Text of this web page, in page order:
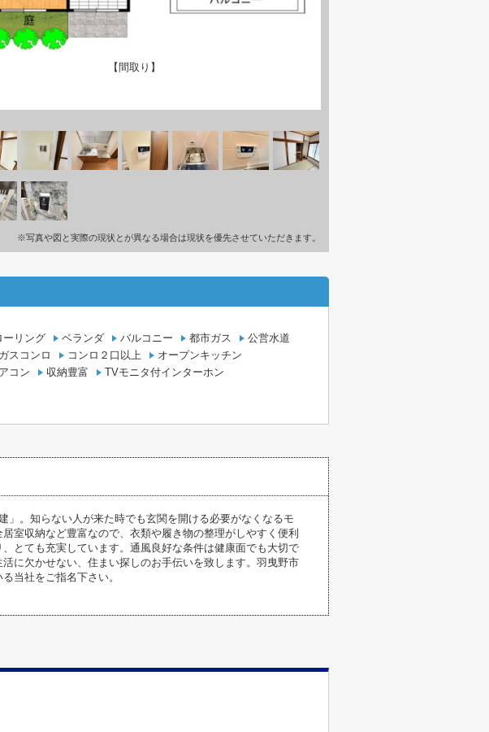
【間取り】
※写真や図と実際の現状とが異なる場合は現状を優先させていただきます。
ーリング ベランダ バルコニー 都市ガス
公営水道
ガスコンロ コンロ２口以上
オープンキッチン
コン 収納豊富
TVモニタ付インターホン
。知らない人が来た時でも玄関を開ける必要がなくなるモ
室収納など豊富なので、衣類や履き物の整理がしやすく便利
とても充実しています。通風良好な条件は健康面でも大切で
に欠かせない、住まい探しのお手伝いを致します。羽曳野市
当社をご指名下さい。